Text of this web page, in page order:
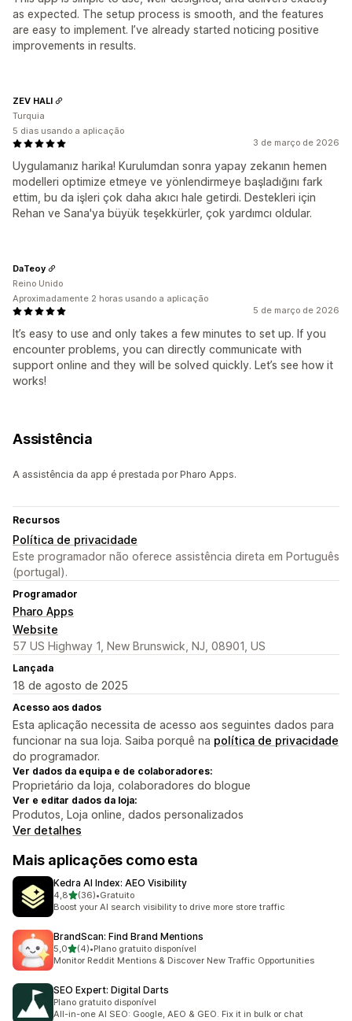
as expected. The setup process is smooth, and the features
are easy to implement. I’ve already started noticing positive
improvements in results.
3 de março de 2026
Uygulamanız harika! Kurulumdan sonra yapay zekanın hemen
modelleri optimize etmeye ve yönlendirmeye başladığını fark
ettim, bu da işleri çok daha akıcı hale getirdi. Destekleri için
Rehan ve Sana'ya büyük teşekkürler, çok yardımcı oldular.
ZEV HALI
Turquia
5 dias usando a aplicação
5 de março de 2026
It’s easy to use and only takes a few minutes to set up. If you
encounter problems, you can directly communicate with
support online and they will be solved quickly. Let’s see how it
works!
DaTeoy
Reino Unido
Aproximadamente 2 horas usando a aplicação
Assistência
A assistência da app é prestada por Pharo Apps.
Recursos
Política de privacidade
Este programador não oferece assistência direta em Português
(portugal).
Programador
Pharo Apps
Website
57 US Highway 1, New Brunswick, NJ, 08901, US
Lançada
18 de agosto de 2025
Acesso aos dados
Esta aplicação necessita de acesso aos seguintes dados para
funcionar na sua loja. Saiba porquê na política de privacidade
do programador.
Ver dados da equipa e de colaboradores:
Proprietário da loja, colaboradores do blogue
Ver e editar dados da loja:
Produtos, Loja online, dados personalizados
Ver detalhes
Mais aplicações como esta
Kedra AI Index: AEO Visibility
4,8de 5 estrelas
(36)
36 total de avaliações
•Gratuito
Boost your AI search visibility to drive more store traffic
BrandScan: Find Brand Mentions
5,0de 5 estrelas
(4)
4 total de avaliações
•Plano gratuito disponível
Monitor Reddit Mentions & Discover New Traffic Opportunities
SEO Expert: Digital Darts
Plano gratuito disponível
All-in-one AI SEO: Google, AEO & GEO. Fix it in bulk or chat